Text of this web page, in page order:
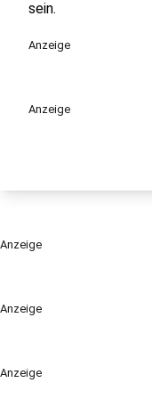
Anzeige
Anzeige
sein.
Anzeige
Anzeige
Anzeige